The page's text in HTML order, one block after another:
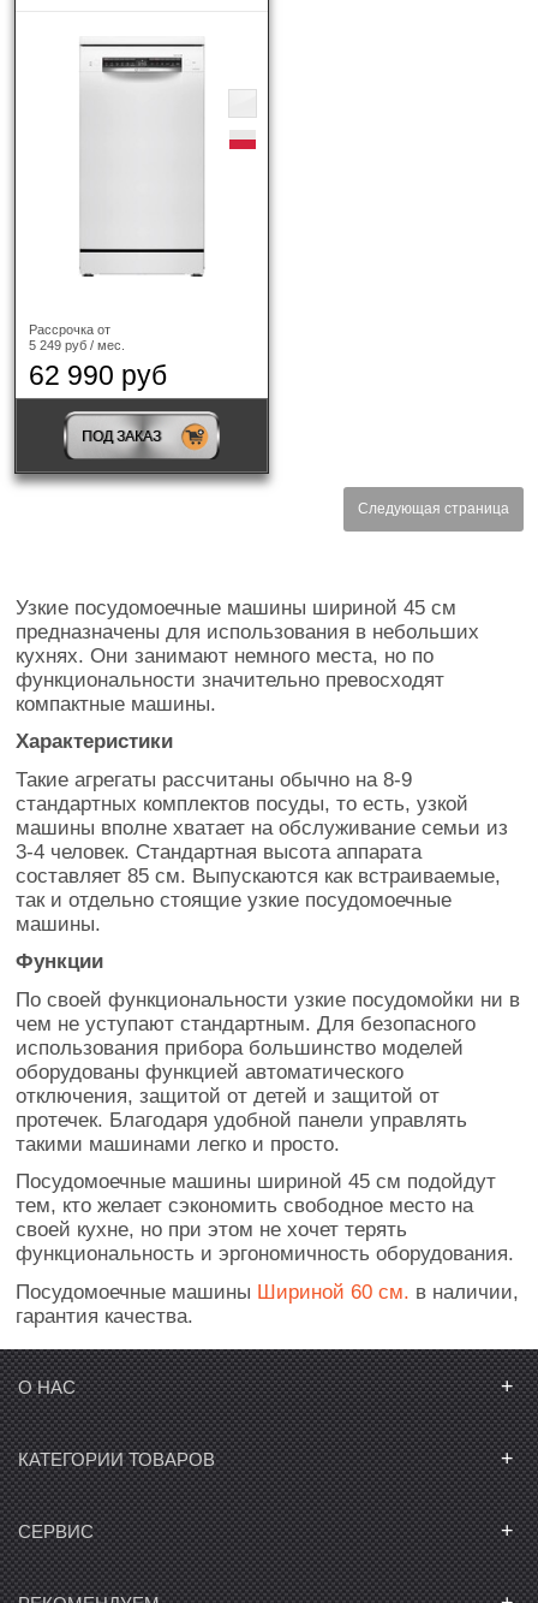
Рассрочка от
5 249 руб / мес.
62 990 руб
ПОД ЗАКАЗ
Следующая страница
Узкие посудомоечные машины шириной 45 см
предназначены для использования в небольших
кухнях. Они занимают немного места, но по
функциональности значительно превосходят
компактные машины.
Характеристики
Такие агрегаты рассчитаны обычно на 8-9
стандартных комплектов посуды, то есть, узкой
машины вполне хватает на обслуживание семьи из
3-4 человек. Стандартная высота аппарата
составляет 85 см. Выпускаются как встраиваемые,
так и отдельно стоящие узкие посудомоечные
машины.
Функции
По своей функциональности узкие посудомойки ни в
чем не уступают стандартным. Для безопасного
использования прибора большинство моделей
оборудованы функцией автоматического
отключения, защитой от детей и защитой от
протечек. Благодаря удобной панели управлять
такими машинами легко и просто.
Посудомоечные машины шириной 45 см подойдут
тем, кто желает сэкономить свободное место на
своей кухне, но при этом не хочет терять
функциональность и эргономичность оборудования.
Посудомоечные машины Шириной 60 см. в наличии,
гарантия качества.
О НАС +
КАТЕГОРИИ ТОВАРОВ +
СЕРВИС +